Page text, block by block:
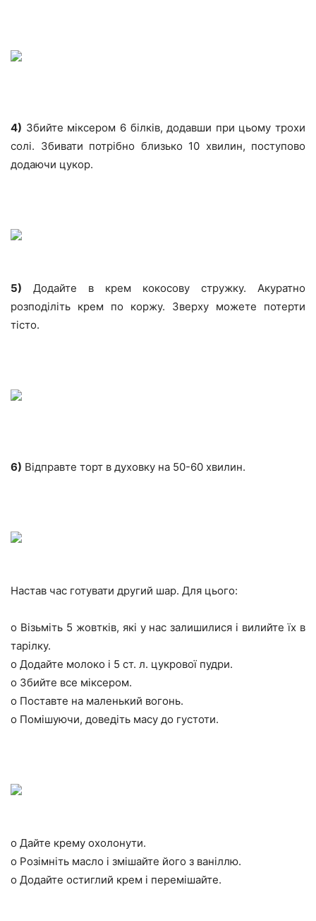
4) Збийте міксером 6 білків, додавши при цьому трохи
солі. Збивати потрібно близько 10 хвилин, поступово
додаючи цукор.
5) Додайте в крем кокосову стружку. Акуратно
розподіліть крем по коржу. Зверху можете потерти
тісто.
6) Відправте торт в духовку на 50-60 хвилин.
Настав час готувати другий шар. Для цього:
o Візьміть 5 жовтків, які у нас залишилися і вилийте їх в
тарілку.
o Додайте молоко і 5 ст. л. цукрової пудри.
o Збийте все міксером.
o Поставте на маленький вогонь.
o Помішуючи, доведіть масу до густоти.
o Дайте крему охолонути.
o Розімніть масло і змішайте його з ваніллю.
o Додайте остиглий крем і перемішайте.